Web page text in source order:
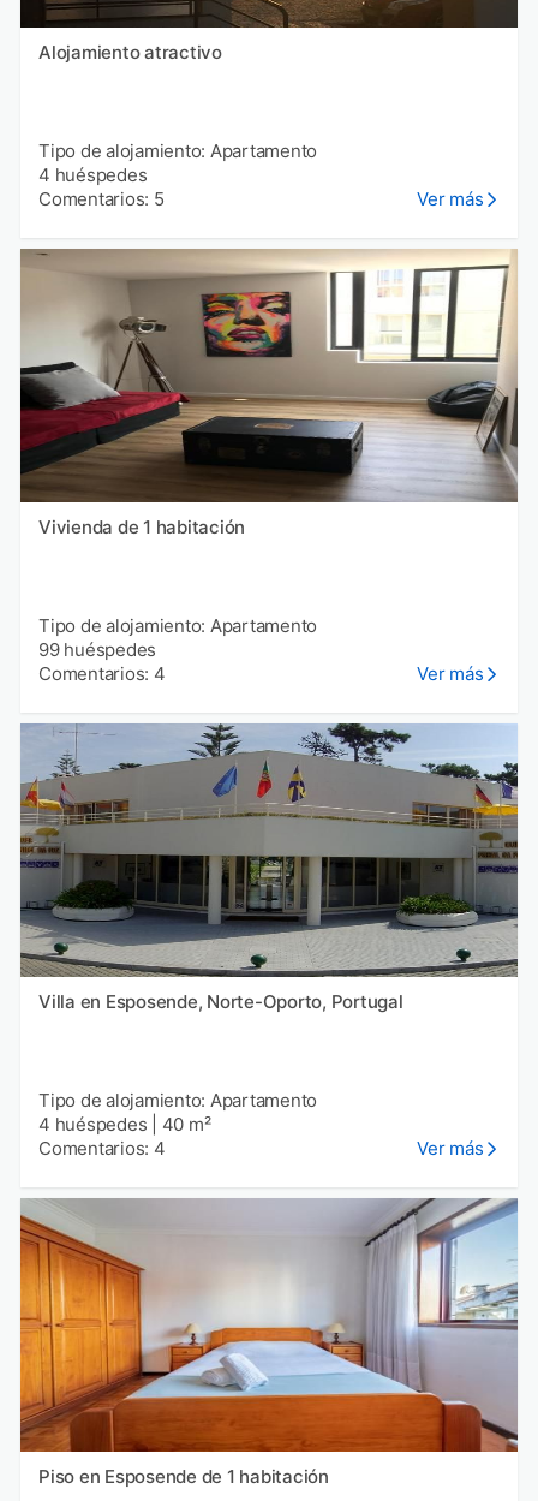
Alojamiento atractivo
Tipo de alojamiento: Apartamento
4 huéspedes
Comentarios: 5
Ver más
Vivienda de 1 habitación
Tipo de alojamiento: Apartamento
99 huéspedes
Comentarios: 4
Ver más
Villa en Esposende, Norte-Oporto, Portugal
Tipo de alojamiento: Apartamento
4 huéspedes
40 m²
Comentarios: 4
Ver más
Piso en Esposende de 1 habitación